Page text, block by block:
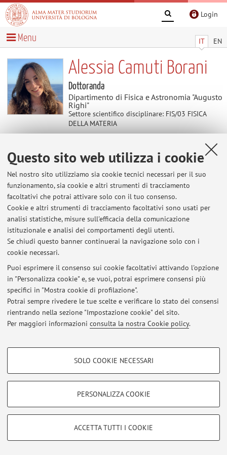
Questo sito web utilizza i cookie
Nel nostro sito utilizziamo sia cookie tecnici necessari per il suo
funzionamento, sia cookie e altri strumenti di tracciamento
facoltativi che potrai attivare solo con il tuo consenso.
Cookie e altri strumenti di tracciamento facoltativi sono usati per
analisi statistiche, misure sull'efficacia della comunicazione
istituzionale e analisi dei comportamenti degli utenti.
Se chiudi questo banner continuerai la navigazione solo con i
cookie necessari.
Puoi esprimere il consenso sui cookie facoltativi attivando l'opzione
in "Personalizza cookie" e, se vuoi, potrai esprimere consensi più
specifici in "Mostra cookie di profilazione".
Potrai sempre rivedere le tue scelte e verificare lo stato dei consensi
rientrando nella sezione "Impostazione cookie" del sito.
Per maggiori informazioni consulta la nostra Cookie policy.
COOKIE DI PROFILAZIONE - FACOLTATIVI
COOKIE TECNICI - NECESSARI
Si tratta di cookie tecnici utilizzati, a titolo esemplificativo, per il corretto
SOLO COOKIE NECESSARI
PERSONALIZZA COOKIE
ACCETTA TUTTI I COOKIE
Login
IT EN
Menu
Alessia Camuti Borani
Dottoranda
Dipartimento di Fisica e Astronomia "Augusto
Righi"
Settore scientifico disciplinare: FIS/03 FISICA
DELLA MATERIA
Temi di ricerca
Parole chiave: Tecnologie Quantistiche Informatica
Quantistica Computazione Quantistica NV-Centers
Ultimi avvisi
Area riservata
Zamboni, 33 - 40126 Bologna - Partita IVA: 01131710376